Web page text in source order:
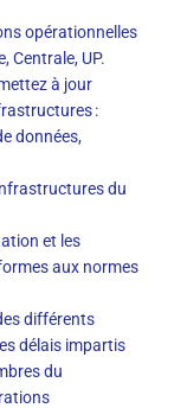
opérationnelles
Centrale, UP.
à jour
:
données,
du
et les
aux normes
différents
délais impartis
du